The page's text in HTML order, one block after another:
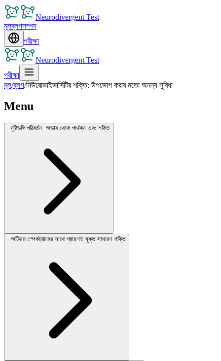
Neurodivergent Test
মূলব্লগসম্পদ
পরীক্ষা
Neurodivergent Test
পরীক্ষা
মূল/ব্লগ/নিউরোডাইভার্সিটির শক্তি: উপভোগ করার মতো অনন্য সুবিধা
Menu
দৃষ্টিভঙ্গি পরিবর্তন: অভাব থেকে পার্থক্য এবং শক্তি
অটিজম স্পেকট্রামের সাথে প্রায়শই যুক্ত সাধারণ শক্তি